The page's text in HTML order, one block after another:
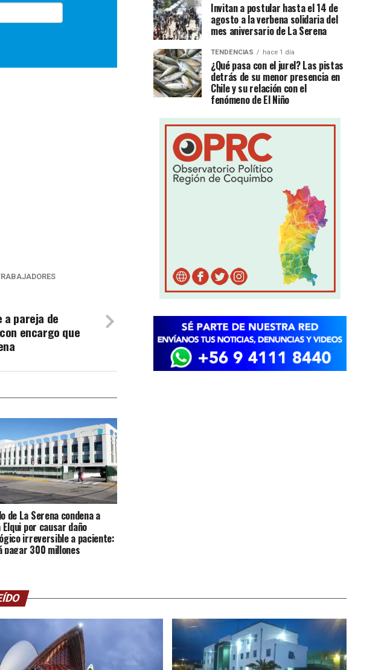
a pareja de
encargo que
de La Serena condena a
por causar daño
irreversible a paciente:
pagar 300 millones
Invitan a postular hasta el 14 de
agosto a la verbena solidaria del
mes aniversario de La Serena
TENDENCIAS hace 1 día
¿Qué pasa con el jurel? Las pistas
detrás de su menor presencia en
Chile y su relación con el
fenómeno de El Niño